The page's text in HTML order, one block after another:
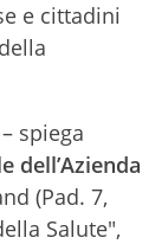
e cittadini
spiega
dell’Azienda
(Pad. 7,
Salute",